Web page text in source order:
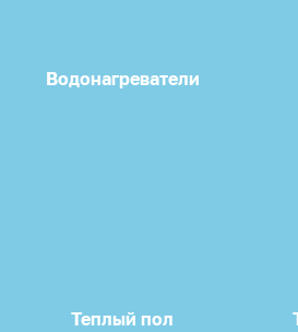
Водонагреватели
Теплый пол